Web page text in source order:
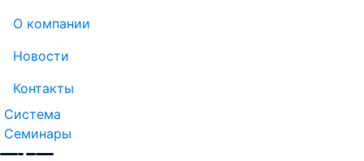
О компании
Новости
Контакты
Система
Семинары